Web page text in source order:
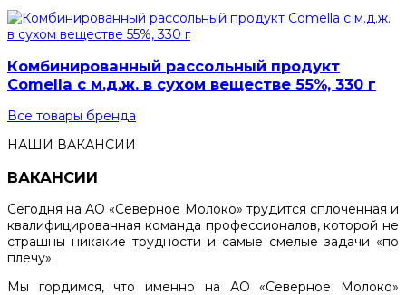
Комбинированный рассольный продукт
Comella с м.д.ж. в сухом веществе 55%, 330 г
Все товары бренда
НАШИ ВАКАНСИИ
ВАКАНСИИ
Сегодня на АО «Северное Молоко» трудится сплоченная и
квалифицированная команда профессионалов, которой не
страшны никакие трудности и самые смелые задачи «по
плечу».
Мы гордимся, что именно на АО «Северное Молоко»